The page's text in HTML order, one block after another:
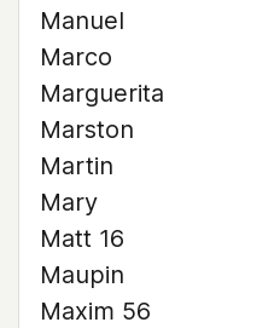
Manuel
Marco
Marguerita
Marston
Martin
Mary
Matt 16
Maupin
Maxim 56